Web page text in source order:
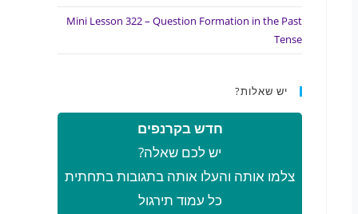
Mini Lesson 322 – Question Formation in the Past
Tense
יש שאלות?
חדש בקרנפים
יש לכם שאלה?
צלמו אותה והעלו אותה בתגובות בתחתית
כל עמוד תירגול